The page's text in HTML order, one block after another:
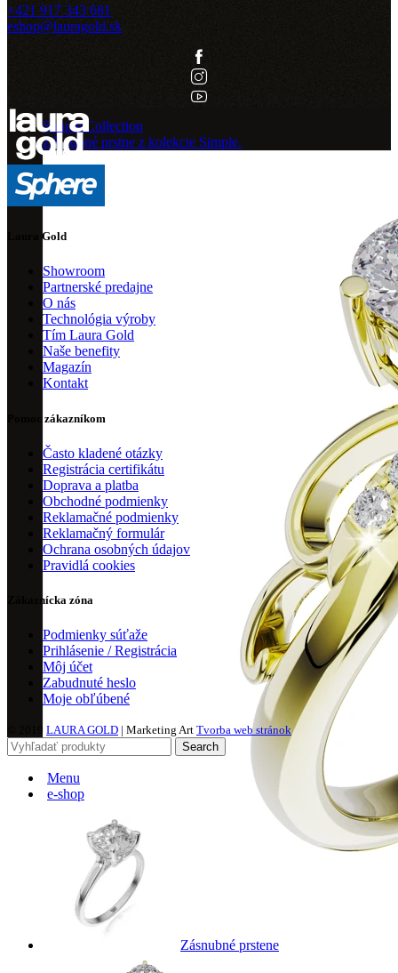
Simple Collection
Zásnubné prstne z kolekcie Simple.
+421 917 343 681
eshop@lauragold.sk
Laura Gold
Showroom
Partnerské predajne
O nás
Technológia výroby
Tím Laura Gold
Naše benefity
Magazín
Kontakt
Pomoc zákazníkom
Často kladené otázky
Registrácia certifikátu
Doprava a platba
Obchodné podmienky
Reklamačné podmienky
Reklamačný formulár
Ochrana osobných údajov
Pravidlá cookies
Zákaznícka zóna
Podmienky súťaže
Prihlásenie / Registrácia
Môj účet
Zabudnuté heslo
Moje obľúbené
LAURA GOLD | Marketing Art Tvorba web stránok
Search
Menu
e-shop
Zásnubné prstene